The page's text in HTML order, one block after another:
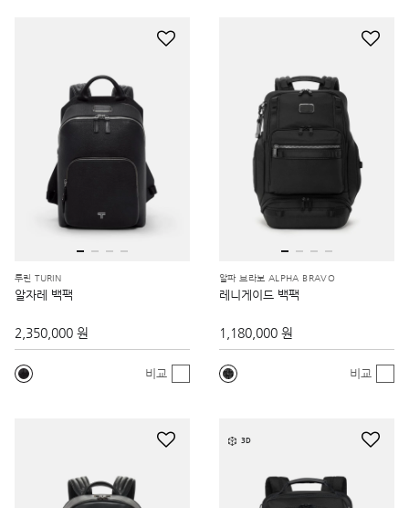
투린 TURIN
알자레 백팩
2,350,000 원
비교
알파 브라보 ALPHA BRAVO
레니게이드 백팩
1,180,000 원
비교
3D